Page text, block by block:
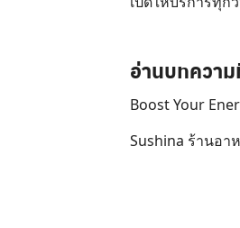
อ่านบทความ
Boost Your
Sushina ร้านอ